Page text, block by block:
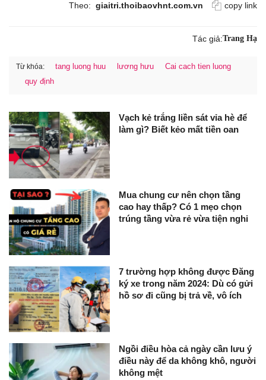
Theo: giaitri.thoibaovhnt.com.vn copy link
Tác giả:Trang Hạ
Từ khóa: tang luong huu lương hưu
Cai cach tien luong
quy định
Vạch kẻ trắng liền sát vỉa hè để
làm gì? Biết kẻo mất tiền oan
Mua chung cư nên chọn tầng
cao hay thấp? Có 1 mẹo chọn
trúng tầng vừa rẻ vừa tiện nghi
7 trường hợp không được Đăng
ký xe trong năm 2024: Dù có gửi
hồ sơ đi cũng bị trả về, vô ích
Ngồi điều hòa cả ngày cần lưu ý
điều này để da không khô, người
không mệt